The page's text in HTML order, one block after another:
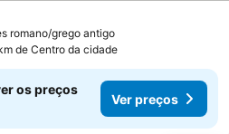
romano/grego antigo
de Centro da cidade
os preços
Ver preços